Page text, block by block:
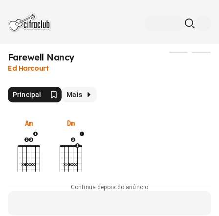
Farewell Nancy
Ed Harcourt
Principal Mais
Am Dm
Continua depois do anúncio